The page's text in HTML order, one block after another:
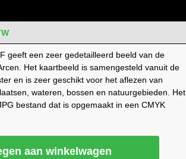
geeft een zeer gedetailleerd beeld van de
Het kaartbeeld is samengesteld vanuit de
en is zeer geschikt voor het aflezen van
wateren, bossen en natuurgebieden. Het
bestand dat is opgemaakt in een CMYK
aan winkelwagen